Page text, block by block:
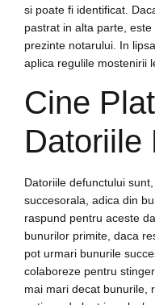
si poate fi identificat.
pastrat in alta parte,
prezinte notarului. In
aplica regulile mostenirii
Cine
Datoriile
Datoriile defunctului
succesorala, adica din
raspund pentru aceste
bunurilor primite, daca
pot urmari bunurile
colaboreze pentru
mai mari decat bunurile,